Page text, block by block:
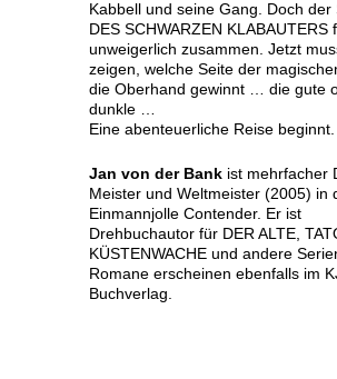
Kabbell und seine Gang. Doch der
DES SCHWARZEN KLABAUTERS
unweigerlich zusammen. Jetzt
zeigen, welche Seite der
die Oberhand gewinnt … die gute
dunkle …
Eine abenteuerliche Reise beginnt.
Jan von der Bank ist mehrfacher
Meister und Weltmeister (2005) in
Einmannjolle Contender. Er ist
Drehbuchautor für DER ALTE,
KÜSTENWACHE und andere
Romane erscheinen ebenfalls im
Buchverlag.